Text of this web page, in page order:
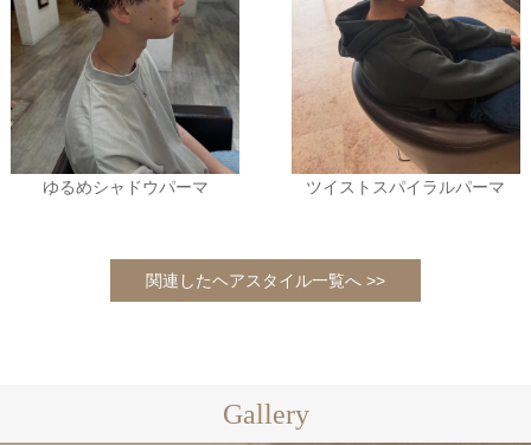
ゆるめシャドウパーマ ツイストスパイラルパーマ
関連したヘアスタイル一覧へ >>
Gallery